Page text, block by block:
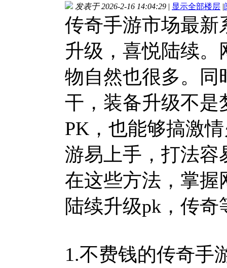
发表于 2026-2-16 14:04:29 | 显示全部楼层 |
传奇手游市场最新
升级，喜悦陆续
物自然也很多。同
干，装备升级不是
PK，也能够搞激
游易上手，打法容
在这些方法，掌握
陆续升级pk，传奇
1.不费钱的传奇手